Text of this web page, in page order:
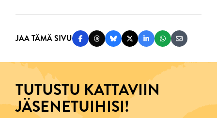
JAA TÄMÄ SIVU Jaa Facebookissa
Jaa Threadsissa
Jaa Blueskyssä
Jaa Twitterissä
Jaa LinkedInissä
Jaa Jaa
TUTUSTU KATTAVIIN
JÄSENETUIHISI!